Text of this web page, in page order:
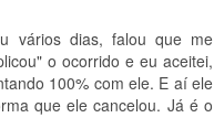
vários dias, falou que me
o ocorrido e eu aceitei,
100% com ele. E aí ele
que ele cancelou. Já é o